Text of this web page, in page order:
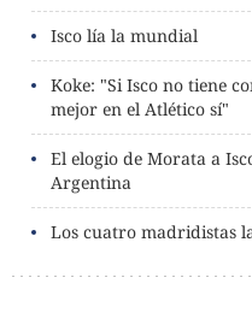
Isco lía la mundial
Koke: "Si Isco no tiene
mejor en el Atlético sí"
El elogio de Morata a
Argentina
Los cuatro madridistas